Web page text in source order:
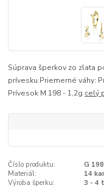
Súprava šperkov zo zlata
prívesku.Priemerné váhy:
Prívesok M 198 - 1,2g celý
Číslo produktu:
G
Materiál:
14
Výroba šperku:
3 - 4